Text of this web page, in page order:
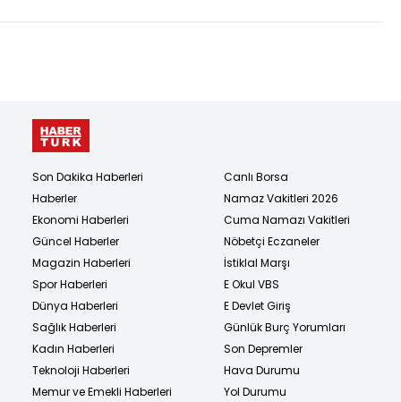
Son Dakika Haberleri
Haberler
Ekonomi Haberleri
Güncel Haberler
Magazin Haberleri
Spor Haberleri
Dünya Haberleri
Sağlık Haberleri
Kadın Haberleri
Teknoloji Haberleri
Memur ve Emekli Haberleri
Canlı Borsa
Namaz Vakitleri 2026
Cuma Namazı Vakitleri
Nöbetçi Eczaneler
İstiklal Marşı
E Okul VBS
E Devlet Giriş
Günlük Burç Yorumları
Son Depremler
Hava Durumu
Yol Durumu